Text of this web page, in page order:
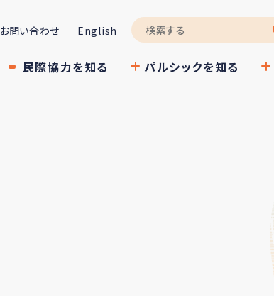
お問い合わせ English
民際協力を知る パルシックを知る